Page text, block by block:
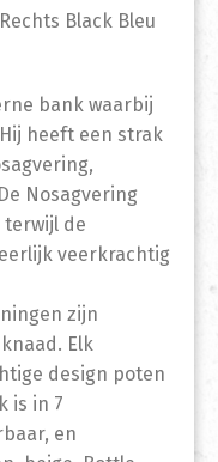
Black Bleu
bank waarbij
heeft een strak
Nosagvering
de
veerkrachtig
zijn
Elk
design poten
is in 7
en